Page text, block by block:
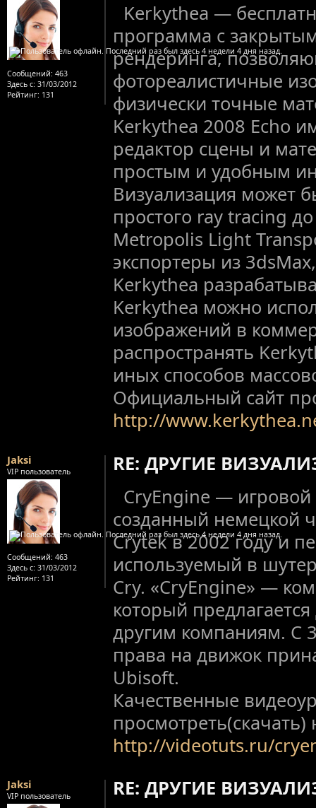
Сообщений: 463
Здесь с: 31/03/2012
Рейтинг: 131
Kerkythea —
программа с
рендеринга,
фотореалистичные
физически точные
Kerkythea 2008 Echo
редактор сцены и
простым и удобным
Визуализация может
простого ray tracing
Metropolis Light
экспортеры из
Kerkythea
Kerkythea можно
изображений в
распространять
иных способов
Официальный сайт
http://
Jaksi
VIP пользователь
Сообщений: 463
Здесь с: 31/03/2012
Рейтинг: 131
RE: ДРУГИЕ
CryEngine — игровой
созданный немецкой
Crytek в 2002 году и
используемый в
Cry. «CryEngine» —
который
другим компаниям. С
права на движок
Ubisoft.
Качественные
просмотреть(скачать)
http://videotuts.ru/
Jaksi
VIP пользователь
RE: ДРУГИЕ